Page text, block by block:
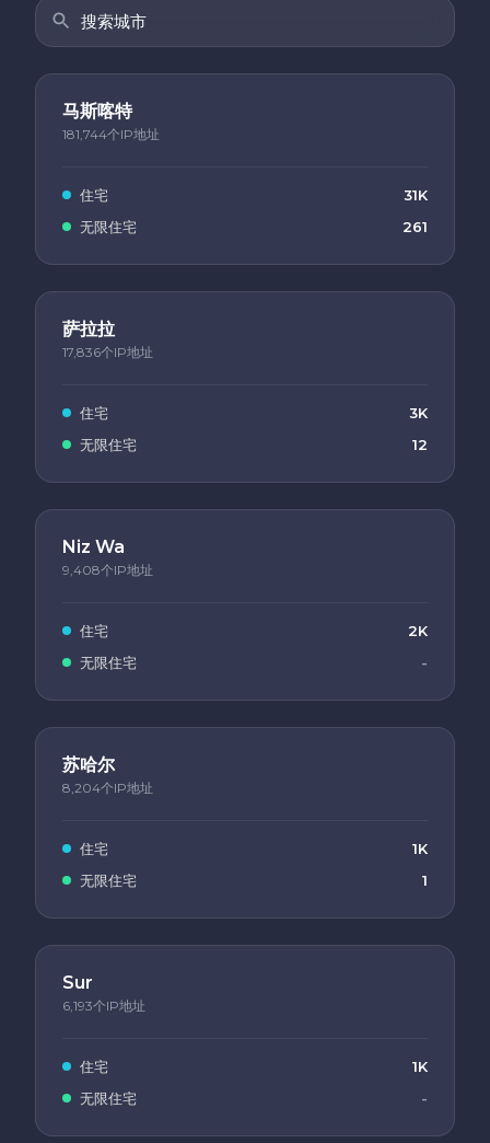
马斯喀特
181,744个IP地址
住宅
31K
无限住宅
261
萨拉拉
17,836个IP地址
住宅
3K
无限住宅
12
Niz Wa
9,408个IP地址
住宅
2K
无限住宅
-
苏哈尔
8,204个IP地址
住宅
1K
无限住宅
1
Sur
6,193个IP地址
住宅
1K
无限住宅
-